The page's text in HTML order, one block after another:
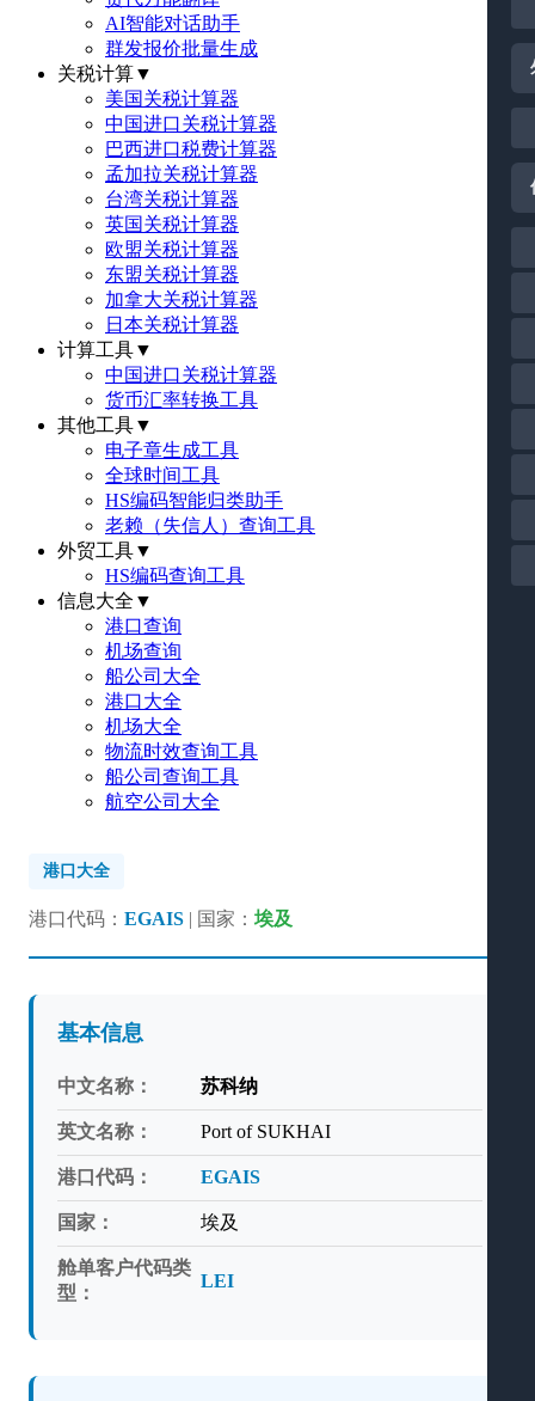
AI智能对话助手
群发报价批量生成
关税计算▼
美国关税计算器
中国进口关税计算器
巴西进口税费计算器
孟加拉关税计算器
台湾关税计算器
英国关税计算器
欧盟关税计算器
东盟关税计算器
加拿大关税计算器
日本关税计算器
计算工具▼
中国进口关税计算器
货币汇率转换工具
其他工具▼
电子章生成工具
全球时间工具
HS编码智能归类助手
老赖（失信人）查询工具
外贸工具▼
HS编码查询工具
信息大全 ▼
港口查询
机场查询
船公司大全
港口大全
机场大全
物流时效查询工具
船公司查询工具
航空公司大全
港口大全
港口代码： EGAIS | 国家： 埃及
基本信息
中文名称： 苏科纳
英文名称： Port of SUKHAI
港口代码： EGAIS
国家： 埃及
舱单客户代码类
型：
LEI